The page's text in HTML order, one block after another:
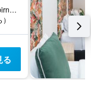
16-20 Kemp Street, Kilbirnie, ウェリントン, ニュージーランド
る